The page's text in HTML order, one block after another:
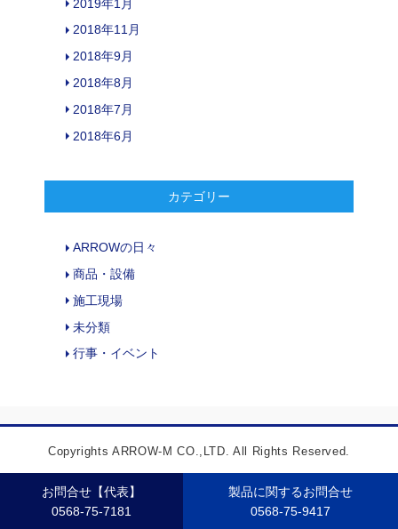
2019年1月
2018年11月
2018年9月
2018年8月
2018年7月
2018年6月
カテゴリー
ARROWの日々
商品・設備
施工現場
未分類
行事・イベント
お問合せ【代表】
0568-75-7181
製品に関するお問合せ
0568-75-9417
Copyrights ARROW-M CO.,LTD. All Rights Reserved.